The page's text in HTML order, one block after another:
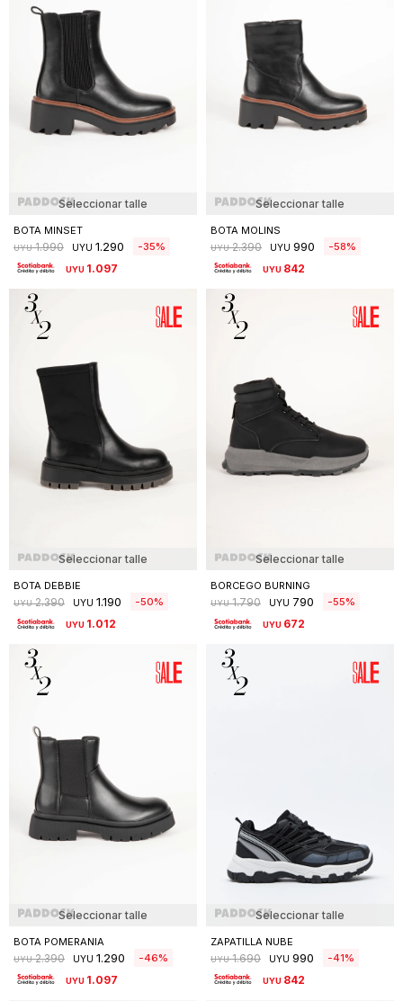
Seleccionar talle
BOTA MINSET
UYU 1.990 UYU 1.290 35
UYU 1.097
Seleccionar talle
BOTA MOLINS
UYU 2.390 UYU 990 58
UYU 842
Seleccionar talle
BOTA DEBBIE
UYU 2.390 UYU 1.190 50
UYU 1.012
Seleccionar talle
BORCEGO BURNING
UYU 1.790 UYU 790 55
UYU 672
Seleccionar talle
BOTA POMERANIA
UYU 2.390 UYU 1.290 46
UYU 1.097
Seleccionar talle
ZAPATILLA NUBE
UYU 1.690 UYU 990 41
UYU 842